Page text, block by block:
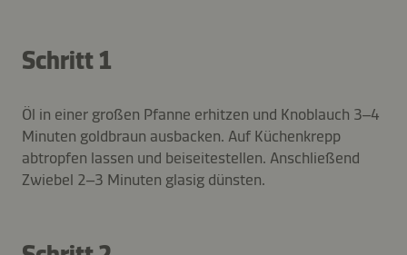
Schritt 1
Öl in einer großen Pfanne erhitzen und Knoblauch 3–4
Minuten goldbraun ausbacken. Auf Küchenkrepp
abtropfen lassen und beiseitestellen. Anschließend
Zwiebel 2–3 Minuten glasig dünsten.